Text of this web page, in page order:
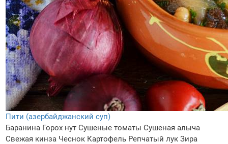
Пити (азербайджанский суп)
Баранина Горох нут Сушеные томаты Сушеная алыча
Свежая кинза Чеснок Картофель Репчатый лук Зира